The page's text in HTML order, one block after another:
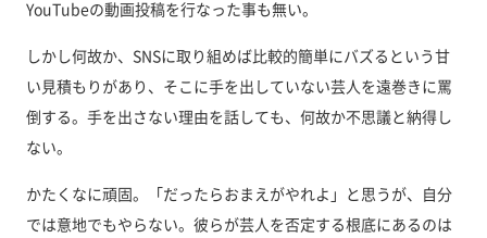
YouTubeの動画投稿を行なった事も無い。
しかし何故か、SNSに取り組めば比較的簡単にバズるという甘
い見積もりがあり、そこに手を出していない芸人を遠巻きに罵
倒する。手を出さない理由を話しても、何故か不思議と納得し
ない。
かたくなに頑固。「だったらおまえがやれよ」と思うが、自分
では意地でもやらない。彼らが芸人を否定する根底にあるのは